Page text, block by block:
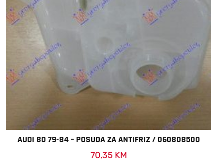
AUDI 80 79-84 – POSUDA ZA ANTIFRIZ / 060808500
70,35 KM